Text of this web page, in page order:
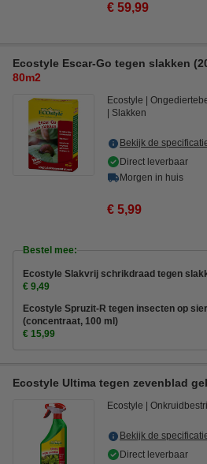
€ 59,99
Ecostyle Escar-Go tegen slakken
80m2
Ecostyle
Slakken
Bekijk de
Direct leverbaar
Morgen in huis
€ 5,99
Bestel mee:
Ecostyle Slakvrij schrikdraad tegen
€ 9,49
Ecostyle Spruzit-R tegen insecten op
(concentraat, 100 ml)
€ 15,99
Ecostyle Ultima tegen zevenblad
Ecostyle
Bekijk de
Direct leverbaar